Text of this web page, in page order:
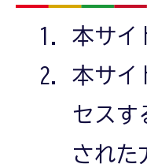
本サイ
本サイ
セスす
された